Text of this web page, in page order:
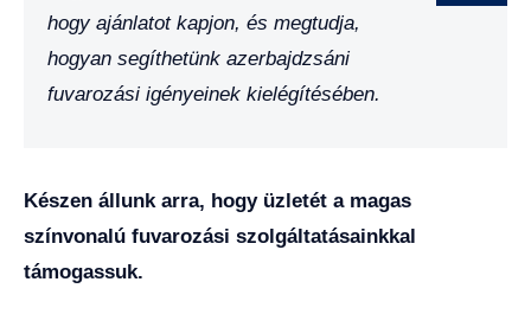
hogy ajánlatot kapjon, és megtudja,
hogyan segíthetünk azerbajdzsáni
fuvarozási igényeinek kielégítésében.
Készen állunk arra, hogy üzletét a magas
színvonalú fuvarozási szolgáltatásainkkal
támogassuk.